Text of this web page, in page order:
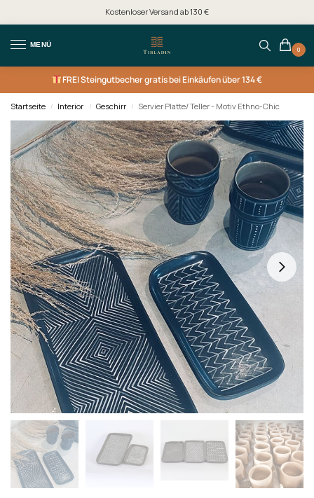
Kostenloser Versand ab 130 €
MENÜ
0
FREISteingutbecher gratis bei Einkäufen über 134 €
Startseite / Interior / Geschirr / Servier Platte/ Teller - Motiv Ethno-Chic